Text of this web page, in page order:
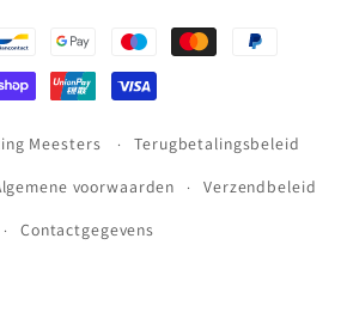
Meesters
Terugbetalingsbeleid
voorwaarden
Verzendbeleid
Contactgegevens